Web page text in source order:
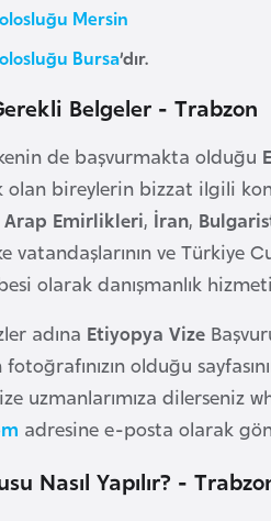
Mersin
Bursa’dır.
Belgeler - Trabzon
de başvurmakta olduğu
bireylerin bizzat ilgili
Arap Emirlikleri, İran,
vatandaşlarının ve Türkiye
olarak danışmanlık
adına Etiyopya Vize
olduğu
uzmanlarımıza dilerseniz
adresine e-posta olarak
Nasıl Yapılır? -